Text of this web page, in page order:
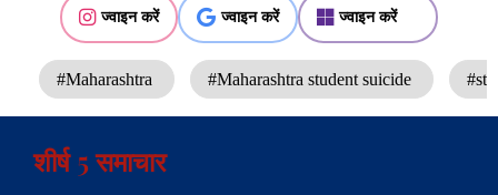
ज्वाइन करें ज्वाइन करें ज्वाइन करें
#Maharashtra #Maharashtra student suicide
शीर्ष 5 समाचार